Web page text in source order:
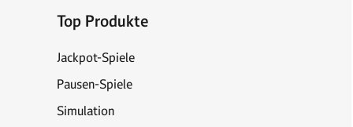
Top Produkte
Jackpot-Spiele
Pausen-Spiele
Simulation